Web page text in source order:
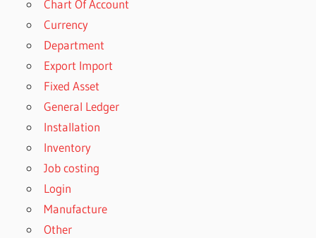
Chart Of Account
Currency
Department
Export Import
Fixed Asset
General Ledger
Installation
Inventory
Job costing
Login
Manufacture
Other